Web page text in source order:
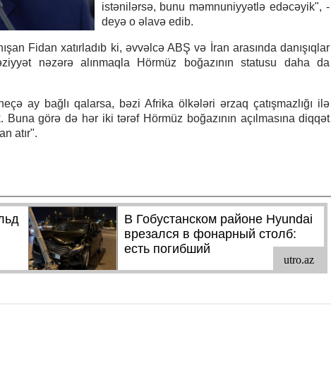
istənilərsə, bunu məmnuniyyətlə edəcəyik", -
deyə o əlavə edib.
Fidan xatırladıb ki, əvvəlcə ABŞ və İran arasında danışıqlar
nəzərə alınmaqla Hörmüz boğazının statusu daha da
ay bağlı qalarsa, bəzi Afrika ölkələri ərzaq çatışmazlığı ilə
görə də hər iki tərəf Hörmüz boğazının açılmasına diqqət
atır".